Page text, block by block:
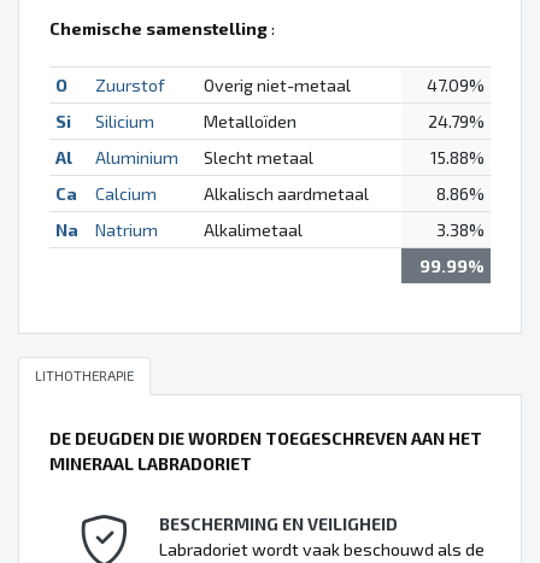
Chemische samenstelling:
O Zuurstof Overig niet-metaal
47.09%
Si
Silicium Metalloïden
24.79%
Al
Aluminium Slecht metaal
15.88%
Ca
Calcium Alkalisch aardmetaal
8.86%
Na
Natrium Alkalimetaal
3.38%
99.99%
LITHOTHERAPIE
DE DEUGDEN DIE WORDEN TOEGESCHREVEN AAN HET
MINERAAL LABRADORIET
BESCHERMING EN VEILIGHEID
Labradoriet wordt vaak beschouwd als de